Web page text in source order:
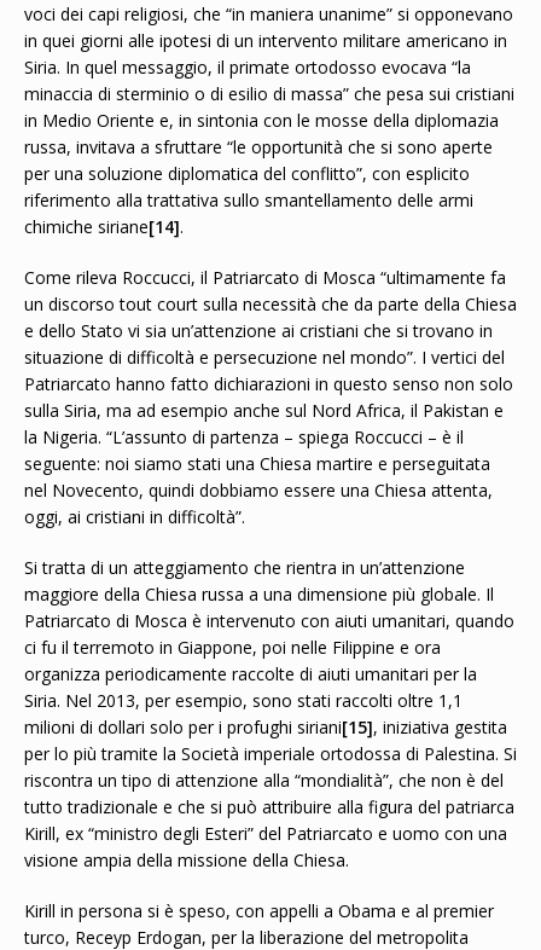
voci dei capi religiosi, che “in maniera unanime” si opponevano
in quei giorni alle ipotesi di un intervento militare americano in
Siria. In quel messaggio, il primate ortodosso evocava “la
minaccia di sterminio o di esilio di massa” che pesa sui cristiani
in Medio Oriente e, in sintonia con le mosse della diplomazia
russa, invitava a sfruttare “le opportunità che si sono aperte
per una soluzione diplomatica del conflitto”, con esplicito
riferimento alla trattativa sullo smantellamento delle armi
chimiche siriane[14].
Come rileva Roccucci, il Patriarcato di Mosca “ultimamente fa
un discorso tout court sulla necessità che da parte della Chiesa
e dello Stato vi sia un’attenzione ai cristiani che si trovano in
situazione di difficoltà e persecuzione nel mondo”. I vertici del
Patriarcato hanno fatto dichiarazioni in questo senso non solo
sulla Siria, ma ad esempio anche sul Nord Africa, il Pakistan e
la Nigeria. “L’assunto di partenza – spiega Roccucci – è il
seguente: noi siamo stati una Chiesa martire e perseguitata
nel Novecento, quindi dobbiamo essere una Chiesa attenta,
oggi, ai cristiani in difficoltà”.
Si tratta di un atteggiamento che rientra in un’attenzione
maggiore della Chiesa russa a una dimensione più globale. Il
Patriarcato di Mosca è intervenuto con aiuti umanitari, quando
ci fu il terremoto in Giappone, poi nelle Filippine e ora
organizza periodicamente raccolte di aiuti umanitari per la
Siria. Nel 2013, per esempio, sono stati raccolti oltre 1,1
milioni di dollari solo per i profughi siriani[15], iniziativa gestita
per lo più tramite la Società imperiale ortodossa di Palestina. Si
riscontra un tipo di attenzione alla “mondialità”, che non è del
tutto tradizionale e che si può attribuire alla figura del patriarca
Kirill, ex “ministro degli Esteri” del Patriarcato e uomo con una
visione ampia della missione della Chiesa.
Kirill in persona si è speso, con appelli a Obama e al premier
turco, Receyp Erdogan, per la liberazione del metropolita